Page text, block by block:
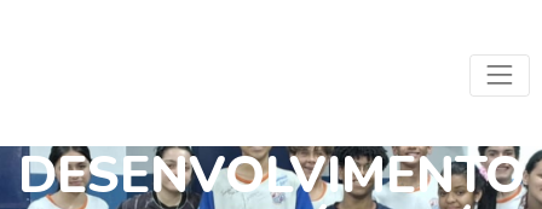
OBJETIVOS PARA O
DESENVOLVIMENTO